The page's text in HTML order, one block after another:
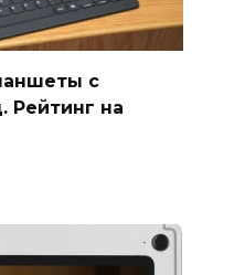
с
Рейтинг на